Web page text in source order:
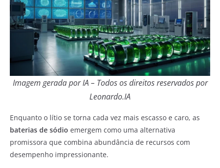
Imagem gerada por IA – Todos os direitos reservados por
Leonardo.IA
Enquanto o lítio se torna cada vez mais escasso e caro, as
baterias de sódio emergem como uma alternativa
promissora que combina abundância de recursos com
desempenho impressionante.